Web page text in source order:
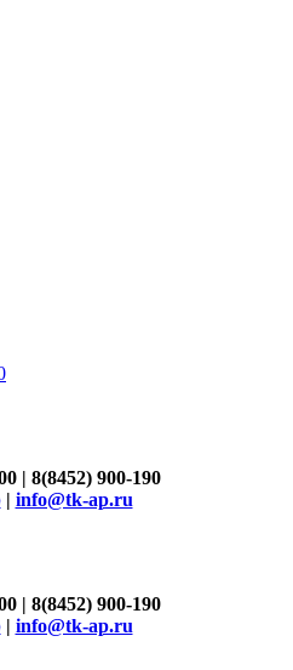
| 8(8452) 900-190
| info@tk-ap.ru
| 8(8452) 900-190
| info@tk-ap.ru